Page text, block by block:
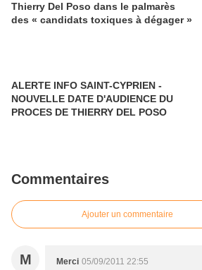
Thierry Del Poso dans le palmarès
des « candidats toxiques à dégager »
ALERTE INFO SAINT-CYPRIEN -
NOUVELLE DATE D'AUDIENCE DU
PROCES DE THIERRY DEL POSO
Commentaires
Ajouter un commentaire
M Merci 05/09/2011 22:55